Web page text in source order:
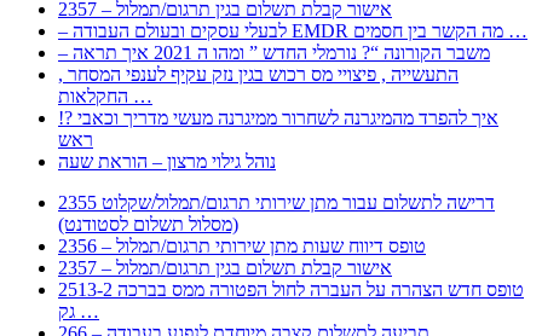
2357 – אישור קבלת תשלום בגין תרגום/תמלול
– לבעלי עסקים ובעולם העבודה EMDR מה הקשר בין חסמים …
– משבר הקורונה “? נורמלי החדש ” ומהו ה 2021 איך תראה
, התעשייה , פיצויי מס רכוש בגין נזק עקיף לענפי המסחר
החקלאות …
!? איך להפרד מהמיגרנה לשחרור ממיגרנה מעשי מדריך וכאבי
ראש
נוהל גילוי מרצון – הוראת שעה
2355 דרישה לתשלום עבור מתן שירותי תרגום/תמלול/שקלוט
(מסלול תשלום לסטודנט)
2356 – טופס דיווח שעות מתן שירותי תרגום/תמלול
2357 – אישור קבלת תשלום בגין תרגום/תמלול
2513-2 טופס חדש הצהרה על העברה לחול הפטורה ממס בברכה
גק …